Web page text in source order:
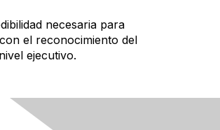
necesaria para
el reconocimiento del
ejecutivo.